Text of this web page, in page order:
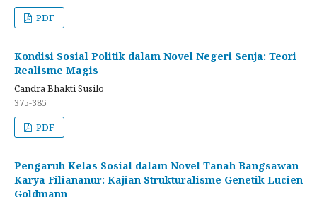
PDF
Kondisi Sosial Politik dalam Novel Negeri Senja: Teori
Realisme Magis
Candra Bhakti Susilo
375-385
PDF
Pengaruh Kelas Sosial dalam Novel Tanah Bangsawan
Karya Filiananur: Kajian Strukturalisme Genetik Lucien
Goldmann